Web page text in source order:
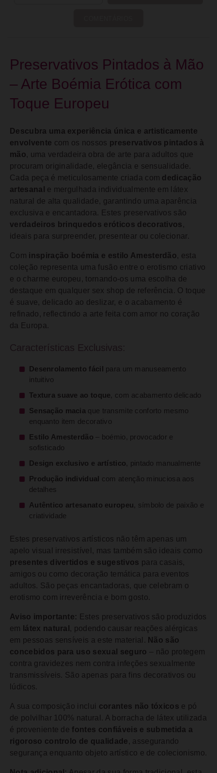
Preservativos Pintados à Mão
– Arte Boémia Erótica com
Toque Europeu
Descubra uma experiência única e artisticamente
envolvente com os nossos preservativos pintados à
mão, uma verdadeira obra de arte para adultos que
procuram originalidade, elegância e sensualidade.
Cada peça é meticulosamente criada com dedicação
artesanal
e mergulhada individualmente em látex
natural de alta qualidade, garantindo uma aparência
exclusiva e encantadora. Estes preservativos são
verdadeiros brinquedos eróticos decorativos ,
ideais para surpreender, presentear ou colecionar.
Com inspiração boémia e estilo Amesterdão, esta
coleção representa uma fusão entre o erotismo criativo
e o charme europeu, tornando-os uma escolha de
destaque em qualquer sex shop de referência. O toque
é suave, delicado ao deslizar, e o acabamento é
refinado, reflectindo a arte feita com amor no coração
da Europa.
Características Exclusivas:
Desenrolamento fácil
para um manuseamento
intuitivo
Textura suave ao toque, com acabamento delicado
Sensação macia que transmite conforto mesmo
enquanto item decorativo
Estilo Amesterdão – boémio, provocador e
sofisticado
Design exclusivo e artístico, pintado manualmente
Produção individual
com atenção minuciosa aos
detalhes
Autêntico artesanato europeu, símbolo de paixão e
criatividade
Estes preservativos artísticos não têm apenas um
apelo visual irresistível, mas também são ideais como
presentes divertidos e sugestivos para casais,
amigos ou como decoração temática para eventos
adultos. São peças encantadoras, que celebram o
erotismo com irreverência e bom gosto.
Aviso importante: Estes preservativos são produzidos
em
látex natural , podendo causar reações alérgicas
em pessoas sensíveis a este material. Não são
concebidos para uso sexual seguro – não protegem
contra gravidezes nem contra infeções sexualmente
transmissíveis. São apenas para fins decorativos ou
lúdicos.
A sua composição inclui corantes não tóxicos e pó
de polvilhar 100% natural. A borracha de látex utilizada
é proveniente de fontes confiáveis e submetida a
rigoroso controlo de qualidade , assegurando
segurança enquanto objeto artístico e de colecionismo.